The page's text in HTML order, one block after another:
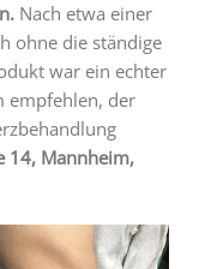
Nach etwa einer
ohne die ständige
war ein echter
empfehlen, der
14, Mannheim,